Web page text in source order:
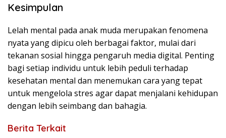
Kesimpulan
Lelah mental pada anak muda merupakan fenomena
nyata yang dipicu oleh berbagai faktor, mulai dari
tekanan sosial hingga pengaruh media digital. Penting
bagi setiap individu untuk lebih peduli terhadap
kesehatan mental dan menemukan cara yang tepat
untuk mengelola stres agar dapat menjalani kehidupan
dengan lebih seimbang dan bahagia.
Berita Terkait